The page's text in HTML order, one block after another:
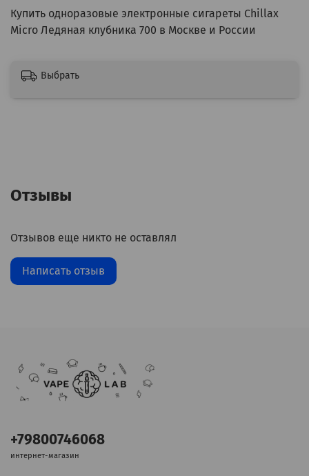
Купить одноразовые электронные сигареты Chillax
Micro Ледяная клубника 700 в Москве и России
Выбрать
Отзывы
Отзывов еще никто не оставлял
Написать отзыв
+79800746068
интернет-магазин